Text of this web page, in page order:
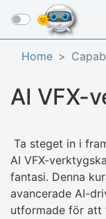
☰
Home
AI VFX-
Ta steget in i
AI VFX-
fantasi. Denna
avancerade AI-
utformade för att